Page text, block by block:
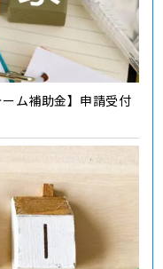
ム補助金】申請受付